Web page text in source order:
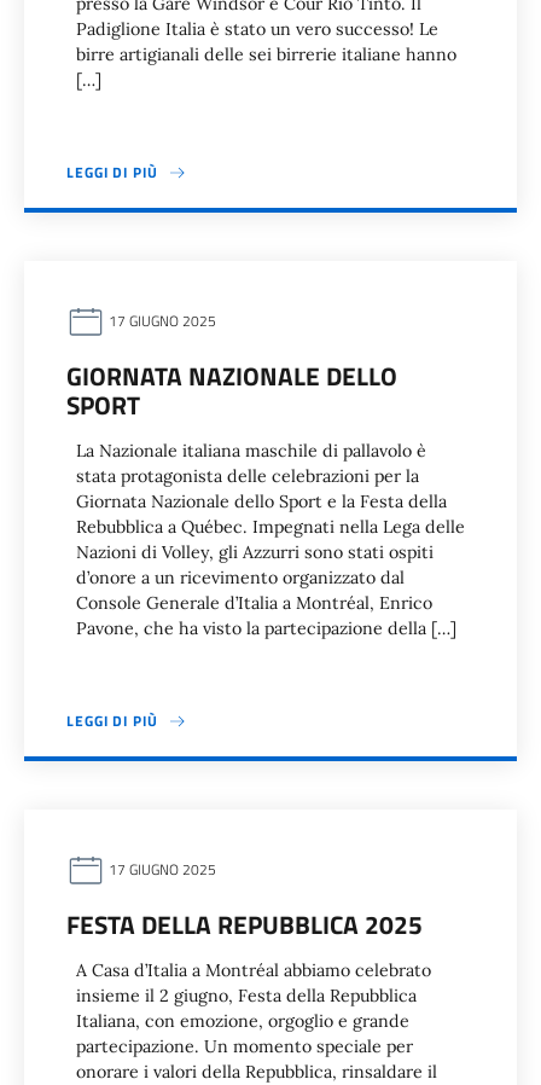
Padiglione Italia è stato un vero successo! Le
birre artigianali delle sei birrerie italiane hanno
[…]
LEGGI DI PIÙ
17 GIUGNO 2025
GIORNATA NAZIONALE DELLO
SPORT
La Nazionale italiana maschile di pallavolo è
stata protagonista delle celebrazioni per la
Giornata Nazionale dello Sport e la Festa della
Rebubblica a Québec. Impegnati nella Lega delle
Nazioni di Volley, gli Azzurri sono stati ospiti
d’onore a un ricevimento organizzato dal
Console Generale d’Italia a Montréal, Enrico
Pavone, che ha visto la partecipazione della […]
LEGGI DI PIÙ
17 GIUGNO 2025
FESTA DELLA REPUBBLICA 2025
A Casa d’Italia a Montréal abbiamo celebrato
insieme il 2 giugno, Festa della Repubblica
Italiana, con emozione, orgoglio e grande
partecipazione. Un momento speciale per
onorare i valori della Repubblica, rinsaldare il